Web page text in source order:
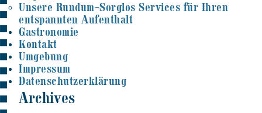
Unsere Rundum-Sorglos Services für Ihren
entspannten Aufenthalt
Gastronomie
Kontakt
Umgebung
Impressum
Datenschutzerklärung
Archives